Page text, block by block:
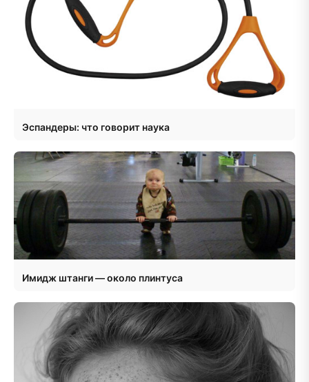
Эспандеры: что говорит наука
Имидж штанги — около плинтуса